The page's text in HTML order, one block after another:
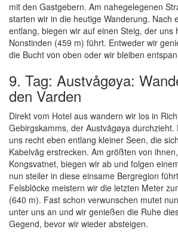
mit den Gastgebern. Am nahegelegenen
starten wir in die heutige Wanderung. Nach
entlang, biegen wir auf einen Steig, der uns
Nonstinden (459 m) führt. Entweder wir
die Bucht von oben oder wir bleiben
9. Tag: Austvågøya:
den Varden
Direkt vom Hotel aus wandern wir los in
Gebirgskamms, der Austvågøya
uns recht eben entlang kleiner Seen, die
Kabelvåg erstrecken. Am größten von
Kongsvatnet, biegen wir ab und folgen
nun steiler in diese einsame Bergregion
Felsblöcke meistern wir die letzten Meter
(640 m). Fast schon verwunschen mutet
unter uns an und wir genießen die Ruhe
Gegend, bevor wir wieder absteigen.